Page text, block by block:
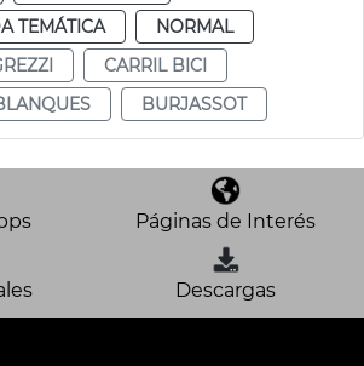
TEMÁTICA
NORMAL
CARRIL BICI
BURJASSOT
Páginas de Interés
Descargas